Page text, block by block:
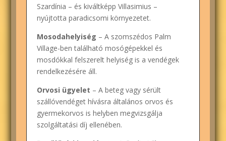
Szardínia – és kiváltképp Villasimius –
nyújtotta paradicsomi környezetet.
Mosodahelyiség – A szomszédos Palm
Village-ben található mosógépekkel és
mosdókkal felszerelt helyiség is a vendégek
rendelkezésére áll.
Orvosi ügyelet – A beteg vagy sérült
szállóvendéget hívásra általános orvos és
gyermekorvos is helyben megvizsgálja
szolgáltatási díj ellenében.